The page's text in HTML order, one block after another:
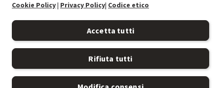
Cookie Policy| Privacy Policy| Codice etico
Accetta tutti
Rifiuta tutti